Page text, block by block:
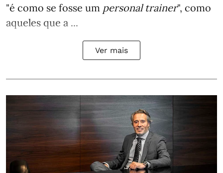
"é como se fosse um personal trainer", como
aqueles que a ...
Ver mais